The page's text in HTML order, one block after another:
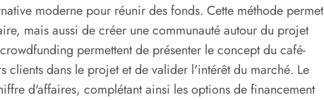
moderne pour réunir des fonds. Cette méthode permet
mais aussi de créer une communauté autour du projet
permettent de présenter le concept du café-
dans le projet et de valider l'intérêt du marché. Le
d'affaires, complétant ainsi les options de financement